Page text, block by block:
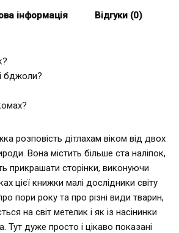
інформація Відгуки (0)
бджоли?
розповість дітлахам віком від двох
Вона містить більше ста наліпок,
прикрашати сторінки, виконуючи
цієї книжки малі дослідники світу
пори року та про різні види тварин,
на світ метелик і як із насінинки
Тут дуже просто і цікаво показані